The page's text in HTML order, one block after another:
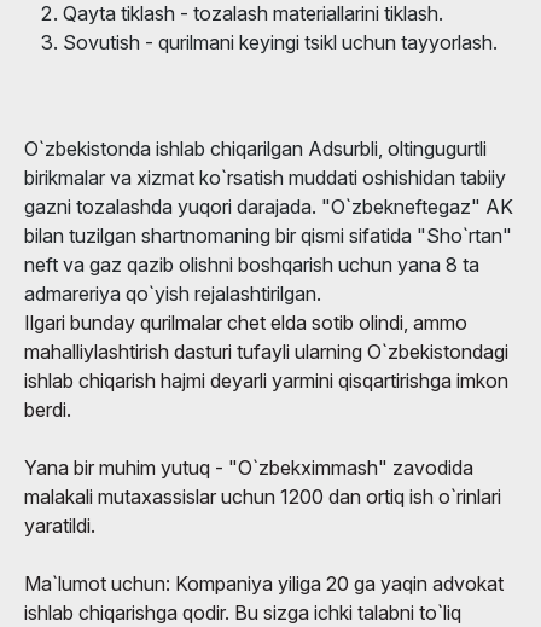
Qayta tiklash - tozalash materiallarini tiklash.
Sovutish - qurilmani keyingi tsikl uchun tayyorlash.
O`zbekistonda ishlab chiqarilgan Adsurbli, oltingugurtli
birikmalar va xizmat ko`rsatish muddati oshishidan tabiiy
gazni tozalashda yuqori darajada. "O`zbekneftegaz" AK
bilan tuzilgan shartnomaning bir qismi sifatida "Sho`rtan"
neft va gaz qazib olishni boshqarish uchun yana 8 ta
admareriya qo`yish rejalashtirilgan.
Ilgari bunday qurilmalar chet elda sotib olindi, ammo
mahalliylashtirish dasturi tufayli ularning O`zbekistondagi
ishlab chiqarish hajmi deyarli yarmini qisqartirishga imkon
berdi.
Yana bir muhim yutuq - "O`zbekximmash" zavodida
malakali mutaxassislar uchun 1200 dan ortiq ish o`rinlari
yaratildi.
Ma`lumot uchun: Kompaniya yiliga 20 ga yaqin advokat
ishlab chiqarishga qodir. Bu sizga ichki talabni to`liq